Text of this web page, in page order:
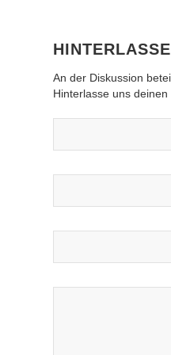
An der Diskussion
Hinterlasse uns